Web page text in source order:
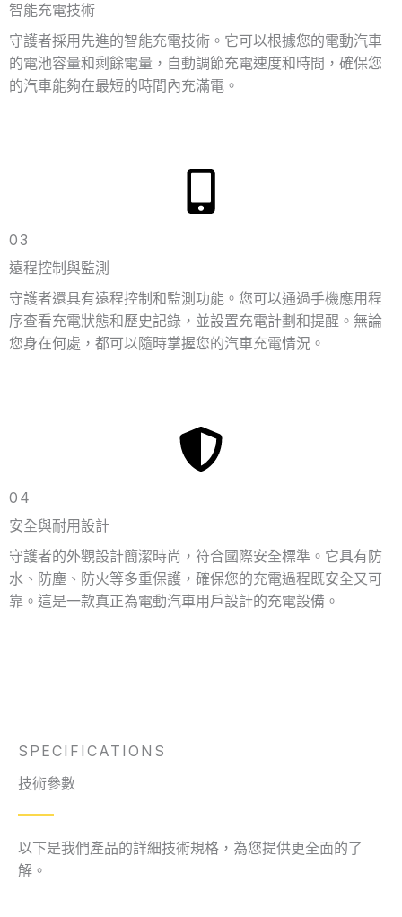
智能充電技術
守護者採用先進的智能充電技術。它可以根據您的電動汽車
的電池容量和剩餘電量，自動調節充電速度和時間，確保您
的汽車能夠在最短的時間內充滿電。
03
遠程控制與監測
守護者還具有遠程控制和監測功能。您可以通過手機應用程
序查看充電狀態和歷史記錄，並設置充電計劃和提醒。無論
您身在何處，都可以隨時掌握您的汽車充電情況。
04
安全與耐用設計
守護者的外觀設計簡潔時尚，符合國際安全標準。它具有防
水、防塵、防火等多重保護，確保您的充電過程既安全又可
靠。這是一款真正為電動汽車用戶設計的充電設備。
SPECIFICATIONS
技術參數
以下是我們產品的詳細技術規格，為您提供更全面的了
解。